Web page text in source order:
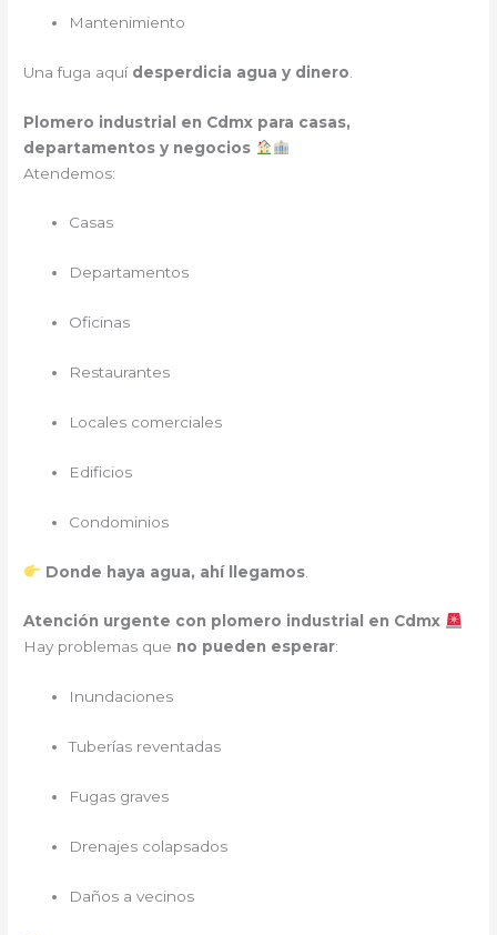
Mantenimiento
Una fuga aquí desperdicia agua y dinero
Plomero industrial en Cdmx para casas,
departamentos y negocios
Atendemos:
Casas
Departamentos
Oficinas
Restaurantes
Locales comerciales
Edificios
Condominios
Donde haya agua, ahí llegamos.
Atención urgente con plomero industrial en Cdmx
Hay problemas que no pueden esperar:
Inundaciones
Tuberías reventadas
Fugas graves
Drenajes colapsados
Daños a vecinos